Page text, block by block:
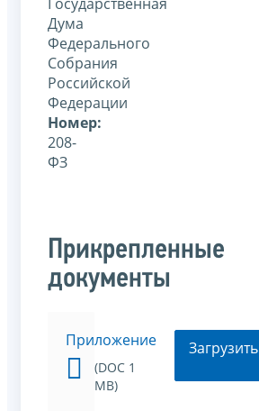
Дума
Федерального
Собрания
Российской
Федерации
Номер:
208-
ФЗ
Прикрепленные
документы
Приложение
(DOC 1
MB)
Загрузить